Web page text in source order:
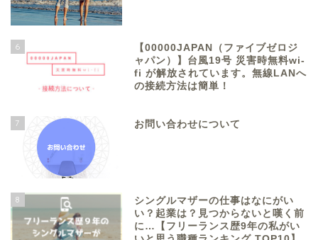
6
【00000JAPAN（ファイブゼロジ
ャパン）】台風19号 災害時無料wi-
fi が解放されています。無線LANへ
の接続方法は簡単！
7 お問い合わせについて
8
シングルマザーの仕事はなにがい
い？起業は？見つからないと嘆く前
に…【フリーランス歴9年の私がい